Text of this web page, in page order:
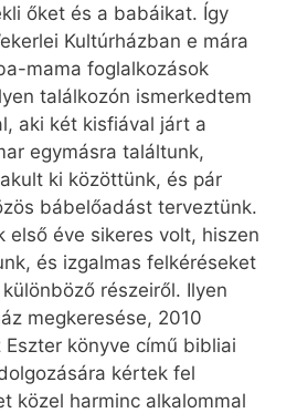
őket és a babáikat. Így
Kultúrházban e mára
mama foglalkozások
találkozón ismerkedtem
aki két kisfiával járt a
egymásra találtunk,
ki közöttünk, és pár
bábelőadást terveztünk.
első éve sikeres volt, hiszen
és izgalmas felkéréseket
részeiről. Ilyen
megkeresése, 2010
Eszter könyve című bibliai
kértek fel
közel harminc alkalommal